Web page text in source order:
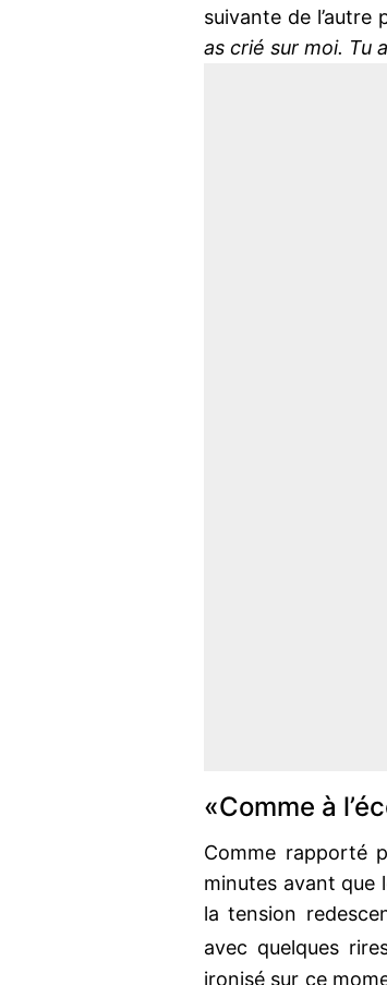
suivante de
as crié sur moi. Tu
«Comme à
Comme rapporté
minutes avant que
la tension
avec quelques
ironisé sur ce